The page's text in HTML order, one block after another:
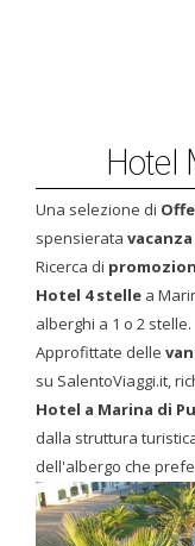
Hotel
Una selezione di
spensierata
Ricerca di
Hotel 4 stelle a
alberghi a 1 o 2 stelle.
Approfittate delle
su SalentoViaggi.it,
Hotel a Marina di
dalla struttura
dell'albergo che